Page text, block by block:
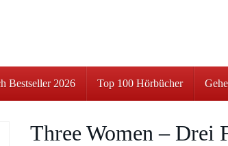
Bestseller 2026 Top 100 Hörbücher
Three Women – Drei